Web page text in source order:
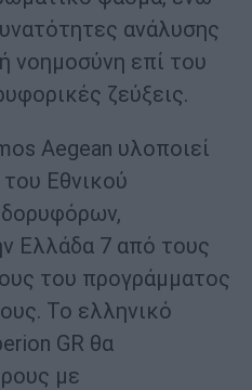
ανάλυσης
νοημοσύνη επί του
ζεύξεις.
Aegean υλοποιεί
Εθνικού
Ελλάδα 7 από τους
του προγράμματος
Το ελληνικό
GR θα
με